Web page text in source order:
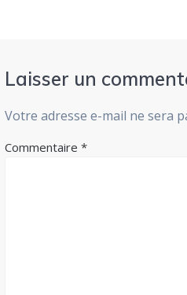
Laisser un
Votre adresse e-mail ne sera
Commentaire*